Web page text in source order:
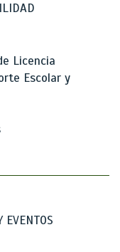
Licencia
Escolar y
EVENTOS